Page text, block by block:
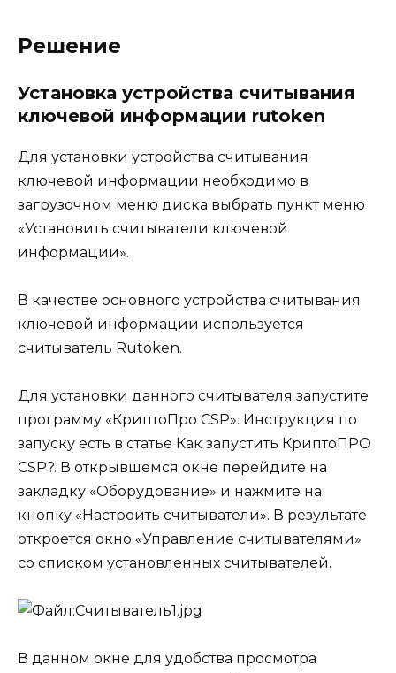
Решение
Установка устройства считывания
ключевой информации rutoken
Для установки устройства считывания
ключевой информации необходимо в
загрузочном меню диска выбрать пункт меню
«Установить считыватели ключевой
информации».
В качестве основного устройства считывания
ключевой информации используется
считыватель Rutoken.
Для установки данного считывателя запустите
программу «КриптоПро CSP». Инструкция по
запуску есть в статье Как запустить КриптоПРО
CSP?. В открывшемся окне перейдите на
закладку «Оборудование» и нажмите на
кнопку «Настроить считыватели». В результате
откроется окно «Управление считывателями»
со списком установленных считывателей.
В данном окне для удобства просмотра